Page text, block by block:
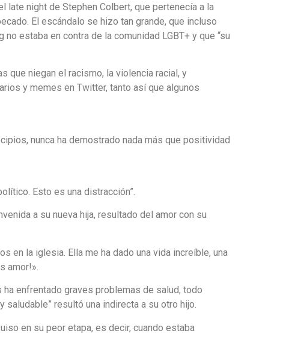
late night de Stephen Colbert, que pertenecía a la
El escándalo se hizo tan grande, que incluso
estaba en contra de la comunidad LGBT+ y que “su
que niegan el racismo, la violencia racial, y
y memes en Twitter, tanto así que algunos
nunca ha demostrado nada más que positividad
Esto es una distracción”.
a su nueva hija, resultado del amor con su
en la iglesia. Ella me ha dado una vida increíble, una
amor!».
enfrentado graves problemas de salud, todo
saludable” resultó una indirecta a su otro hijo.
en su peor etapa, es decir, cuando estaba